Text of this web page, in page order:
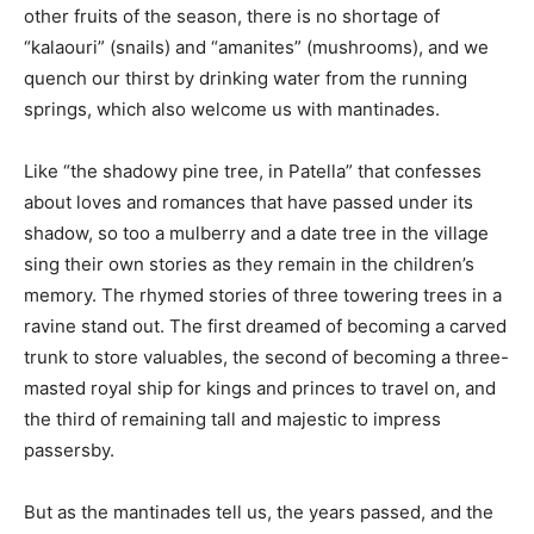
other fruits of the season, there is no shortage of
“kalaouri” (snails) and “amanites” (mushrooms), and we
quench our thirst by drinking water from the running
springs, which also welcome us with mantinades.
Like “the shadowy pine tree, in Patella” that confesses
about loves and romances that have passed under its
shadow, so too a mulberry and a date tree in the village
sing their own stories as they remain in the children’s
memory. The rhymed stories of three towering trees in a
ravine stand out. The first dreamed of becoming a carved
trunk to store valuables, the second of becoming a three-
masted royal ship for kings and princes to travel on, and
the third of remaining tall and majestic to impress
passersby.
But as the mantinades tell us, the years passed, and the